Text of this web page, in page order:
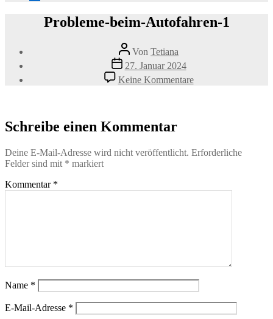
zu
Online
SchuleProbleme-beim-Autofahren-1
Beitragsautor
Von Tetiana
Veröffentlichungsdatum
27. Januar 2024
Keine Kommentarezu
Probleme-
Schreibe einen Kommentar
Deine E-Mail-Adresse wird nicht veröffentlicht. Erforderliche
Felder sind mit * markiert
Kommentar *
Name *
E-Mail-Adresse *